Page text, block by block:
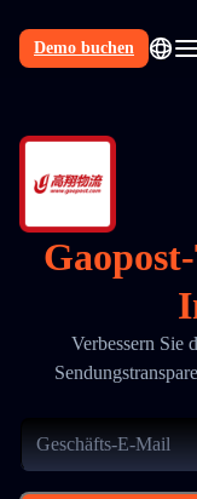
Demo buchen
Verbessern Sie